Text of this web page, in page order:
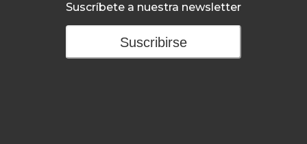
Suscríbete a nuestra newsletter
Suscribirse